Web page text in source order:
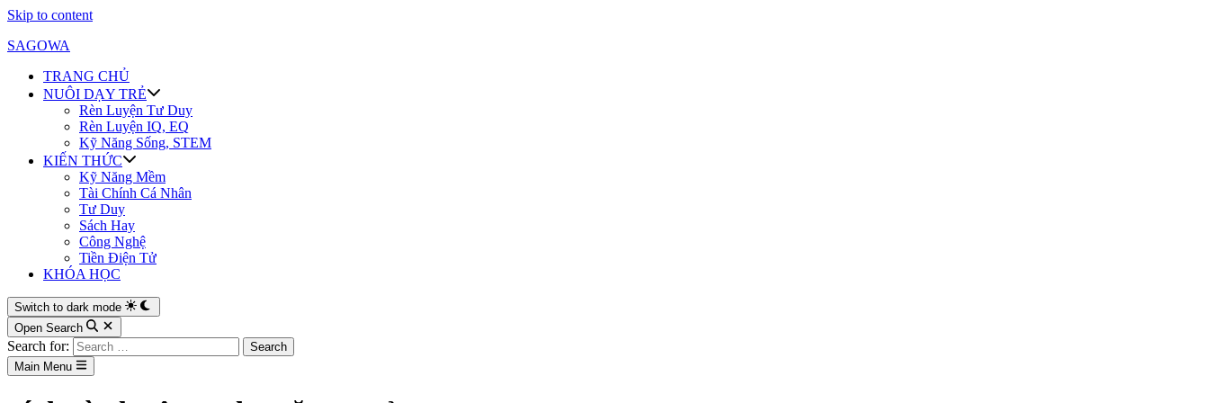
Skip to content
SAGOWA
TRANG CHỦ
NUÔI DẠY TRẺ
Rèn Luyện Tư Duy
Rèn Luyện IQ, EQ
Kỹ Năng Sống, STEM
KIẾN THỨC
Kỹ Năng Mềm
Tài Chính Cá Nhân
Tư Duy
Sách Hay
Công Nghệ
Tiền Điện Tử
KHÓA HỌC
Switch to dark mode
Open Search
Search for:
Main Menu